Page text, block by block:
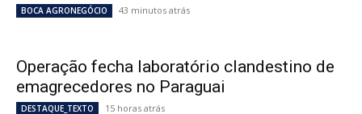
BOCA AGRONEGÓCIO 43 minutos atrás
Operação fecha laboratório clandestino de
emagrecedores no Paraguai
DESTAQUE_TEXTO 15 horas atrás